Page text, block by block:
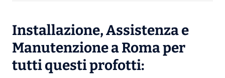
Installazione,Assistenzae
Manutenzionea Roma per
tutti questi profotti: